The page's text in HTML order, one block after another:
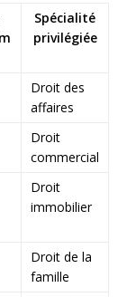
Spécialité
privilégiée
Droit des
affaires
Droit
commercial
Droit
immobilier
Droit de la
famille